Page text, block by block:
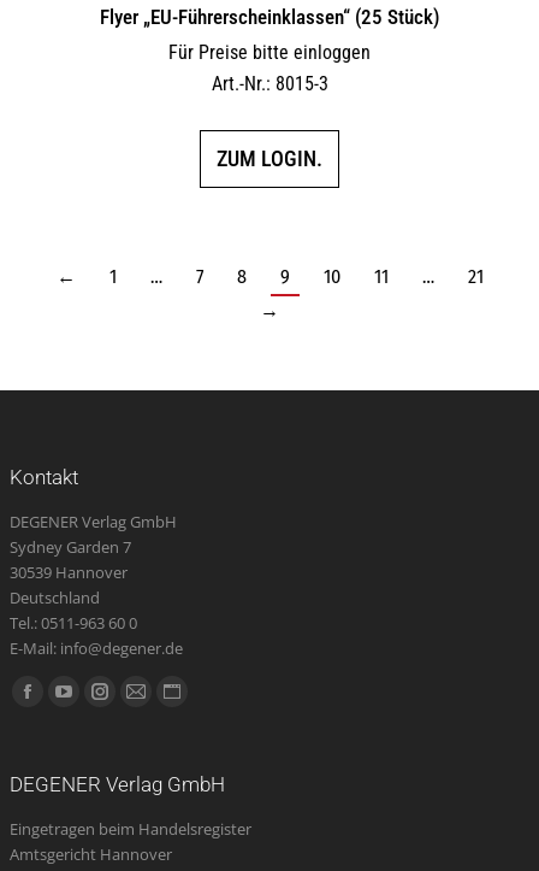
Flyer „EU-Führerscheinklassen“ (25 Stück)
Für Preise bitte einloggen
Art.-Nr.: 8015-3
ZUM LOGIN.
← 1 … 7 8 9 10 11 …
21
→
Kontakt
DEGENER Verlag GmbH
Sydney Garden 7
30539 Hannover
Deutschland
Tel.: 0511-963 60 0
E-Mail: info@degener.de
Finden Sie uns auf:
Facebook
in
new
window
YouTube
in
new
window
Instagram
in
new
window
E-
opens
in
new
Website
in
new
DEGENER Verlag GmbH
Eingetragen beim Handelsregister
Amtsgericht Hannover